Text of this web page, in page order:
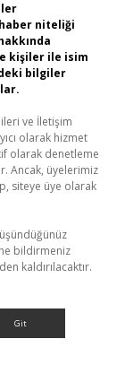
niteliği
kişiler ile isim
bilgiler
ve İletişim
olarak hizmet
olarak denetleme
Ancak, üyelerimiz
siteye üye olarak
bildirmeniz
kaldırılacaktır.